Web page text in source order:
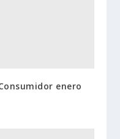
enero